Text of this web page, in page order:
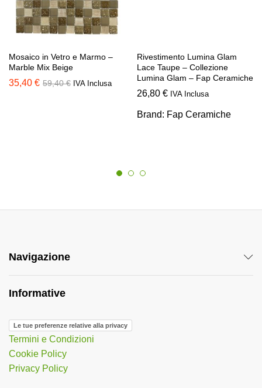
Mosaico in Vetro e Marmo –
Marble Mix Beige
35,40 € 59,40€ IVA Inclusa
Rivestimento Lumina Glam
Lace Taupe – Collezione
Lumina Glam – Fap Ceramiche
26,80 € IVA Inclusa
Brand: Fap Ceramiche
Navigazione
Informative
Le tue preferenze relative alla privacy
Termini e Condizioni
Cookie Policy
Privacy Policy